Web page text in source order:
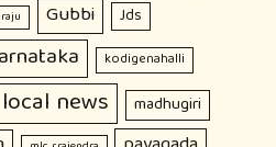
Gubbi Jds
kodigenahalli
local news madhugiri